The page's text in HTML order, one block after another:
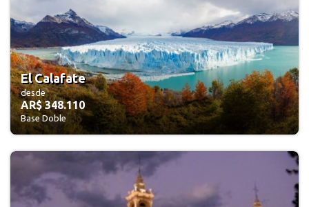
El Calafate
desde
AR$ 348.110
Base Doble